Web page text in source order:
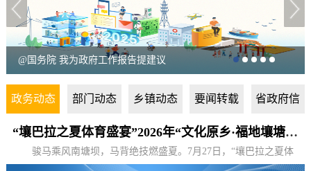
@国务院 我为政府工作报告提建议
政务动态 部门动态 乡镇动态 要闻转载 省政府信
息“壤巴拉之夏体育盛宴”2026年“文化原乡·福地壤塘”第十三届壤巴拉群众性赛马会开幕
骏马乘风南塘坝，马背绝技燃盛夏。7月27日，“壤巴拉之夏体
育盛宴”2026年“文化原乡·福地壤塘”第十三届壤巴拉群众性赛马会